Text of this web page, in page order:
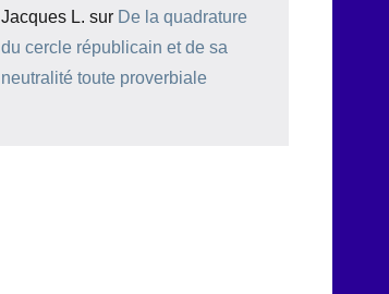
Jacques L. sur De la quadrature
du cercle républicain et de sa
neutralité toute proverbiale